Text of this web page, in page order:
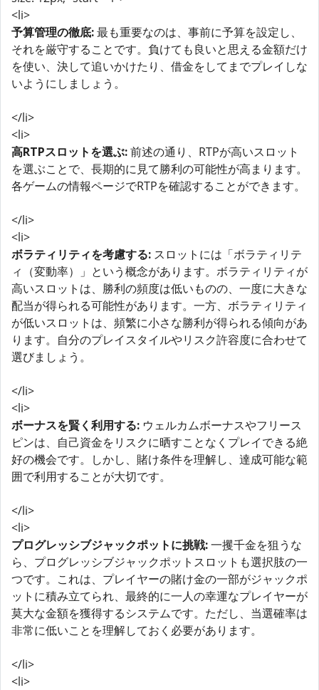
<li>
予算管理の徹底:最も重要なのは、事前に予算を設定し、
それを厳守することです。負けても良いと思える金額だけ
を使い、決して追いかけたり、借金をしてまでプレイしな
いようにしましょう。
</li>
<li>
高RTPスロットを選ぶ:前述の通り、RTPが高いスロット
を選ぶことで、長期的に見て勝利の可能性が高まります。
各ゲームの情報ページでRTPを確認することができます。
</li>
<li>
ボラティリティを考慮する: スロットには「ボラティリテ
ィ（変動率）」という概念があります。ボラティリティが
高いスロットは、勝利の頻度は低いものの、一度に大きな
配当が得られる可能性があります。一方、ボラティリティ
が低いスロットは、頻繁に小さな勝利が得られる傾向があ
ります。自分のプレイスタイルやリスク許容度に合わせて
選びましょう。
</li>
<li>
ボーナスを賢く利用する: ウェルカムボーナスやフリース
ピンは、自己資金をリスクに晒すことなくプレイできる絶
好の機会です。しかし、賭け条件を理解し、達成可能な範
囲で利用することが大切です。
</li>
<li>
プログレッシブジャックポットに挑戦:一攫千金を狙うな
ら、プログレッシブジャックポットスロットも選択肢の一
つです。これは、プレイヤーの賭け金の一部がジャックポ
ットに積み立てられ、最終的に一人の幸運なプレイヤーが
莫大な金額を獲得するシステムです。ただし、当選確率は
非常に低いことを理解しておく必要があります。
</li>
<li>